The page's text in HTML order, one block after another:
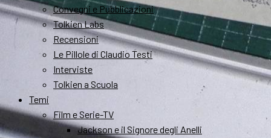
Convegni e Pubblicazioni
Tolkien Labs
Recensioni
Le Pillole di Claudio Testi
Interviste
Tolkien a Scuola
Temi
Film e Serie-TV
Jackson e il Signore degli Anelli